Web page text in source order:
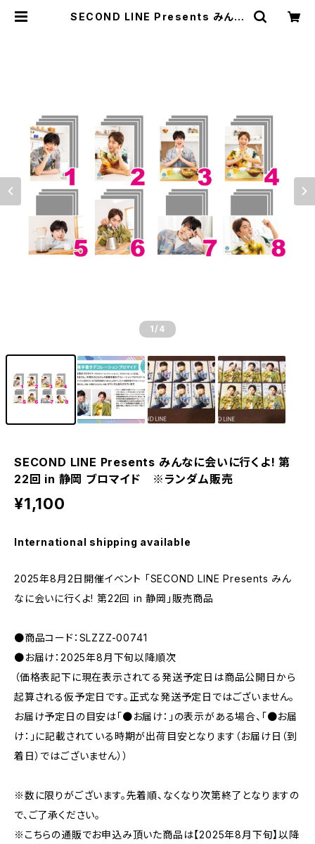
SECOND LINE Presents みんな
1 /4
SECOND LINE Presents みんなに会いに行くよ! 第
22回 in 静岡 ブロマイド ※ランダム販売
¥1,100
International shipping available
2025年8月2日開催イベント 「SECOND LINE Presents みん
なに会いに行くよ! 第22回 in 静岡」販売商品
●商品コード：SLZZZ-00741
●お届け：2025年8月下旬以降順次
（価格表記下に現在表示されてる発送予定日は商品公開日から
起算される仮予定日です。正式な発送予定日ではございません。
お届け予定日の目安は「●お届け：」の表示がある場合、「●お届
け：」に記載されている時期が出荷目安となります（お届け日（到
着日）ではございません））
※数に限りがございます。先着順、なくなり次第終了となりますの
で、ご了承ください。
※こちらの通販でお申込み頂いた商品は【2025年8月下旬】以降